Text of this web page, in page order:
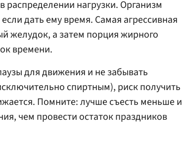
распределении нагрузки. Организм
дать ему время. Самая агрессивная
желудок, а затем порция жирного
времени.
для движения и не забывать
спиртным), риск получить
Помните: лучше съесть меньше и
чем провести остаток праздников